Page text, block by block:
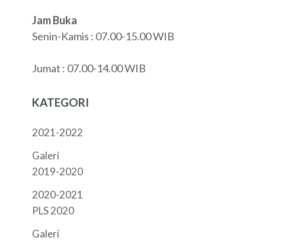
Jam Buka
Senin-Kamis : 07.00-15.00 WIB
Jumat : 07.00-14.00 WIB
KATEGORI
2021-2022
Galeri
2019-2020
2020-2021
PLS 2020
Galeri